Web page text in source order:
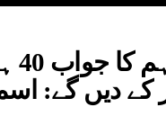
کے دیں گے: